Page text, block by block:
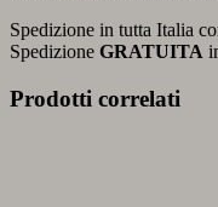
Spedizione in tutta Italia
Spedizione GRATUITA
Prodotti correlati